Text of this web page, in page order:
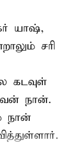
யாஷ்,
சரி
கடவுள்
நான்.
நான்